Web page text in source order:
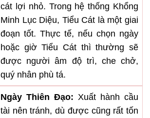
cát lợi nhỏ. Trong hệ thống Khổng
Minh Lục Diệu, Tiểu Cát là một giai
đoạn tốt. Thực tế, nếu chọn ngày
hoặc giờ Tiểu Cát thì thường sẽ
được người âm độ trì, che chở,
quý nhân phù tá.
Ngày Thiên Đạo: Xuất hành cầu
tài nên tránh, dù được cũng rất tốn